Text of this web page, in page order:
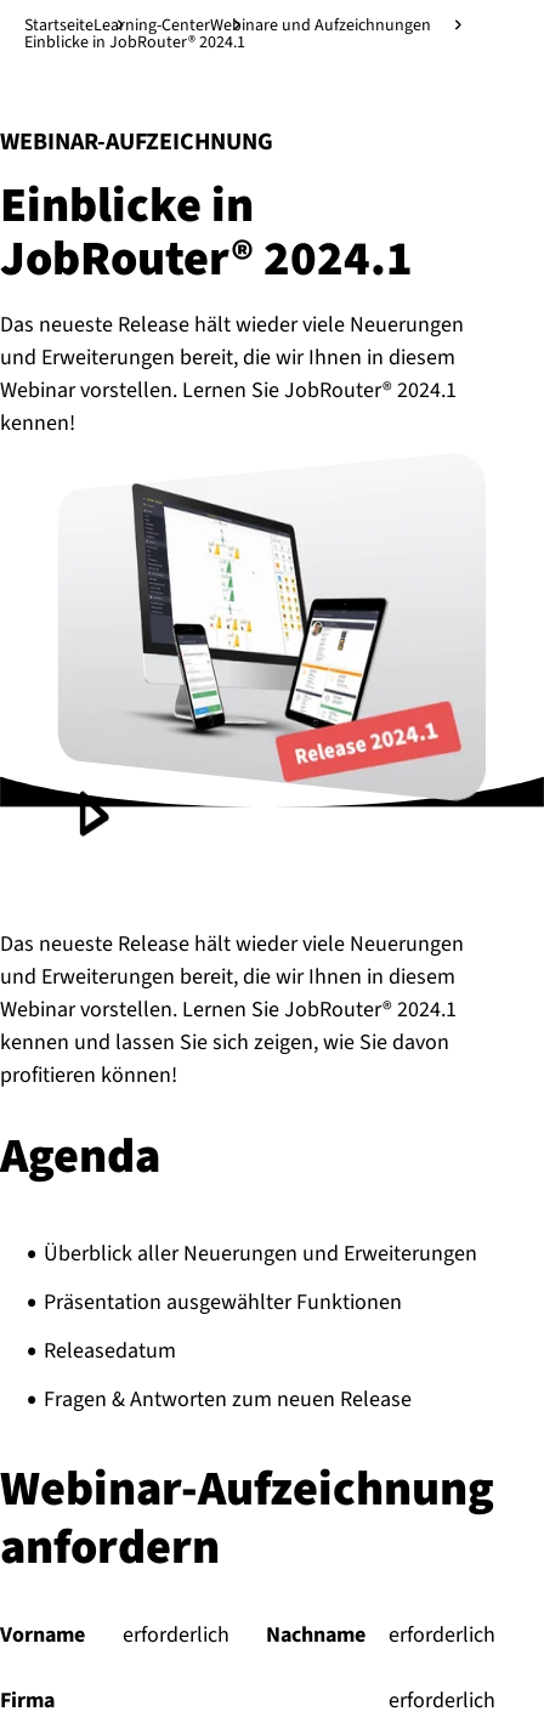
Direkt zum Hauptinhalt↓
StartseiteLearning-CenterWebinare und Aufzeichnungen
Einblicke in JobRouter® 2024.1
WEBINAR-AUFZEICHNUNG
:
Einblicke in
JobRouter® 2024.1
Das neueste Release hält wieder viele Neuerungen
und Erweiterungen bereit, die wir Ihnen in diesem
Webinar vorstellen. Lernen Sie JobRouter® 2024.1
kennen!
Das neueste Release hält wieder viele Neuerungen
und Erweiterungen bereit, die wir Ihnen in diesem
Webinar vorstellen. Lernen Sie JobRouter® 2024.1
kennen und lassen Sie sich zeigen, wie Sie davon
profitieren können!
Agenda
Überblick aller Neuerungen und Erweiterungen
Präsentation ausgewählter Funktionen
Releasedatum
Fragen & Antworten zum neuen Release
Webinar-Aufzeichnung
anfordern
Vorname (
erforderlich Nachname (
erforderlich
Firma (
erforderlich